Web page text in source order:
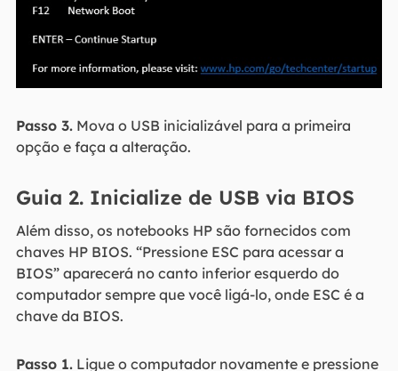
Passo 3.Mova o USB inicializável para a primeira
opção e faça a alteração.
Guia 2. Inicialize de USB via BIOS
Além disso, os notebooks HP são fornecidos com
chaves HP BIOS. “Pressione ESC para acessar a
BIOS” aparecerá no canto inferior esquerdo do
computador sempre que você ligá-lo, onde ESC é a
chave da BIOS.
Passo 1.Ligue o computador novamente e pressione